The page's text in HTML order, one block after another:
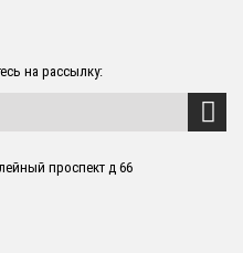
на рассылку:
проспект д 66